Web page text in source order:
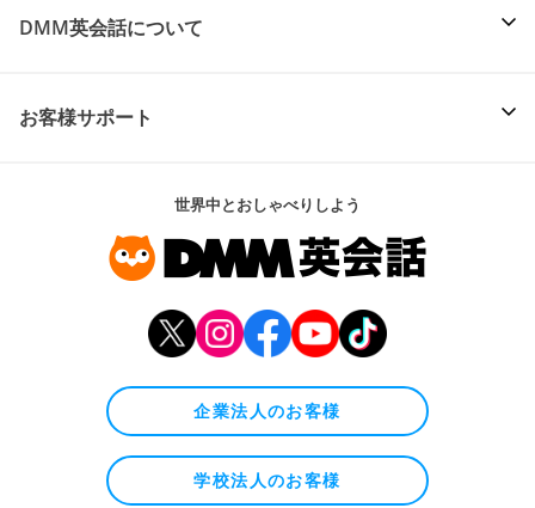
DMM英会話について
お客様サポート
世界中とおしゃべりしよう
企業法人のお客様
学校法人のお客様